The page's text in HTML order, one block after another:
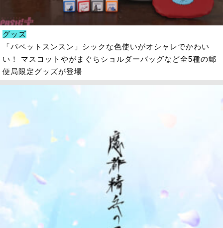
グッズ
「パペットスンスン」シックな色使いがオシャレでかわい
い！ マスコットやがまぐちショルダーバッグなど全5種の郵
便局限定グッズが登場